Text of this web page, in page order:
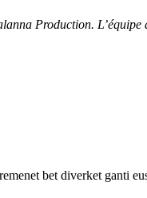
Production. L’équipe
bet diverket ganti